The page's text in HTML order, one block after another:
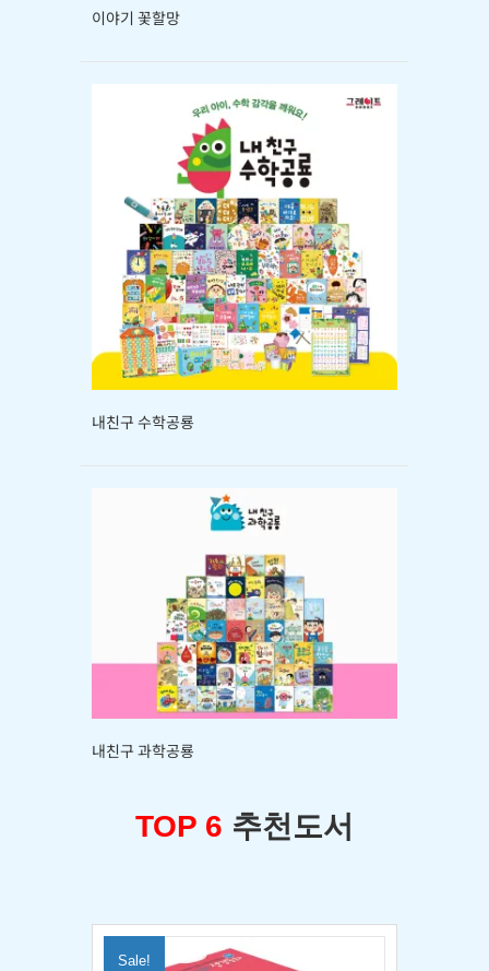
이야기 꽃할망
내친구 수학공룡
내친구 과학공룡
TOP 6 추천도서
Sale!